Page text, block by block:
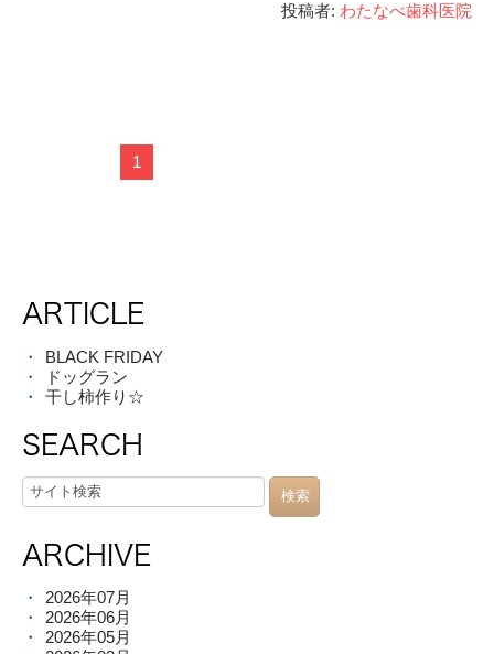
投稿者: わたなべ歯科医院
1
ARTICLE
BLACK FRIDAY
ドッグラン
干し柿作り☆
SEARCH
ARCHIVE
2026年07月
2026年06月
2026年05月